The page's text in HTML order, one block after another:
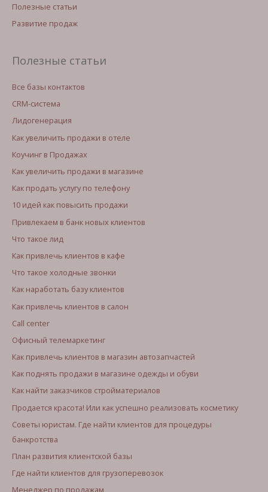
Полезные статьи
Развитие продаж
Полезные статьи
Все базы контактов
CRM-система
Лидогенерация
Как увеличить продажи в отеле
Коучинг в Продажах
Как увеличить продажи в магазине
Как продать услугу по телефону
10 идей как повысить продажи
Привлекаем в банк новых клиентов
Что такое лид
Как привлечь клиентов в кафе
Что такое холодные звонки
Как наработать базу клиентов
Как привлечь клиентов в салон
Call center
Офисный телемаркетинг
Как привлечь клиентов в магазин автозапчастей
Как поднять продажи в магазине одежды и обуви
Как найти заказчиков стройматериалов
Продается красота! Или как успешно реализовать косметику
Советы юристам. Где найти клиентов для процедуры
банкротства
План развития клиентской базы
Где найти клиентов для грузоперевозок
Менеджер по продажам